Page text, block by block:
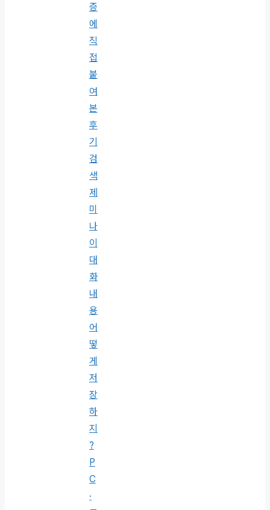
증
에
직
접
붙
여
본
후
기
검
색
제
미
나
이
대
화
내
용
어
떻
게
저
장
하
지
?
P
C
·